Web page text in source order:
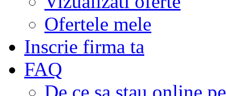
Ofertele mele
Inscrie firma ta
FAQ
De ce sa stau online